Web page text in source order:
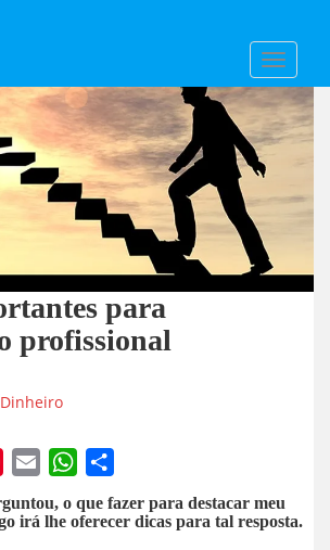
para
profissional
Dinheiro
m
h
h
o que fazer para destacar meu
irá lhe oferecer dicas para tal resposta.